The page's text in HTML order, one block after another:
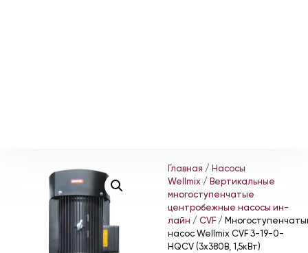
Главная / Насосы
Wellmix / Вертикальные
многоступенчатые
центробежные насосы ин-
лайн / CVF /
насос Wellmix CVF 3-19-0-
HQCV (3х380В, 1,5кВт)